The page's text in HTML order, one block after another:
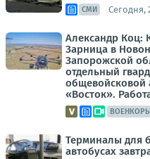
СМИ Сегодня,
Александр Коц:
Зарница в
Запорожской
отдельный
общевойсковой
«Восток».
ВОЕНКОРЫ
Терминалы для
автобусах